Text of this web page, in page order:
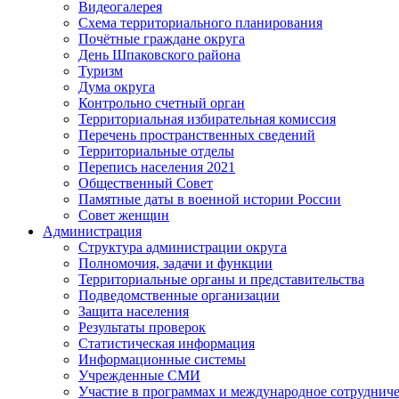
Видеогалерея
Схема территориального планирования
Почётные граждане округа
День Шпаковского района
Туризм
Дума округа
Контрольно счетный орган
Территориальная избирательная комиссия
Перечень пространственных сведений
Территориальные отделы
Перепись населения 2021
Общественный Совет
Памятные даты в военной истории России
Совет женщин
Администрация
Структура администрации округа
Полномочия, задачи и функции
Территориальные органы и представительства
Подведомственные организации
Защита населения
Результаты проверок
Статистическая информация
Информационные системы
Учрежденные СМИ
Участие в программах и международное